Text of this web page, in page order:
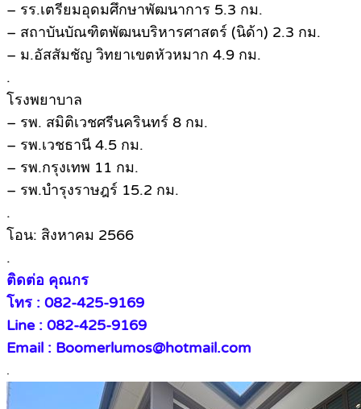
– รร.เตรียมอุดมศึกษาพัฒนาการ 5.3 กม.
– สถาบันบัณฑิตพัฒนบริหารศาสตร์ (นิด้า) 2.3 กม.
– ม.อัสสัมชัญ วิทยาเขตหัวหมาก 4.9 กม.
.
โรงพยาบาล
– รพ. สมิติเวชศรีนครินทร์ 8 กม.
– รพ.เวชธานี 4.5 กม.
– รพ.กรุงเทพ 11 กม.
– รพ.บำรุงราษฎร์ 15.2 กม.
.
โอน: สิงหาคม 2566
.
ติดต่อ คุณกร
โทร : 082-425-9169
Line : 082-425-9169
Email : Boomerlumos@hotmail.com
.